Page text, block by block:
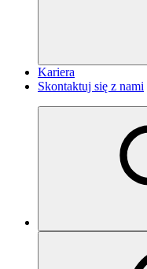
Kariera
Skontaktuj się z nami